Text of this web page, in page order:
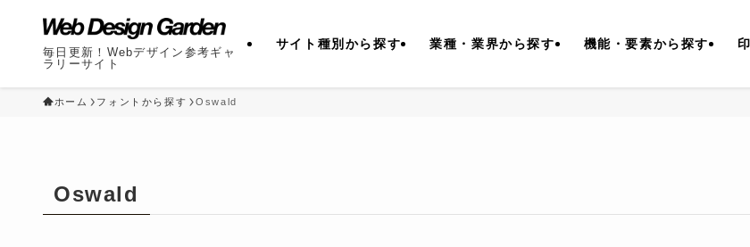
毎日更新！Webデザイン参考ギャ
ラリーサイト
サイト種別から探す 業種・業界から探す 機能・要素から探す
ホーム フォントから探す Oswald
Oswald